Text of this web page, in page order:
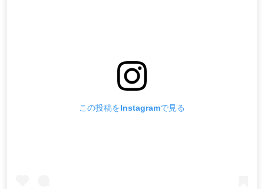
この投稿をInstagramで見る